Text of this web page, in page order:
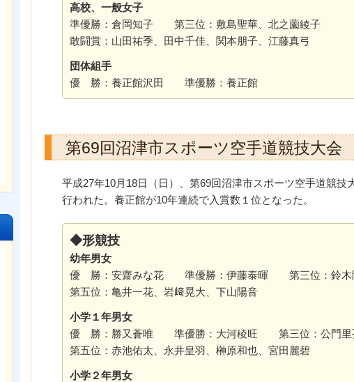
高校、一般女子
準優勝：倉岡知子 第三位：敷島聖華、北之薗綾子
敢闘賞：山田祐季、田中千佳、関本朋子、江藤真弓
団体組手
優 勝：養正館沢田 準優勝：養正館
第69回沼津市スポーツ空手道競技大会
平成27年10月18日（日）、第69回沼津市スポーツ空手道競技
行われた。養正館が10年連続で入賞数１位となった。
◆形競技
幼年男女
優 勝：安齋みな花 準優勝：伊藤泰暉 第三位：鈴木
第五位：亀井一花、岩﨑晃大、下山陽音
小学１年男女
優 勝：勝又蒼唯 準優勝：大河稜旺 第三位：公門里
第五位：赤池佑太、永井皇羽、榊原和也、宮田麗碧
小学２年男女